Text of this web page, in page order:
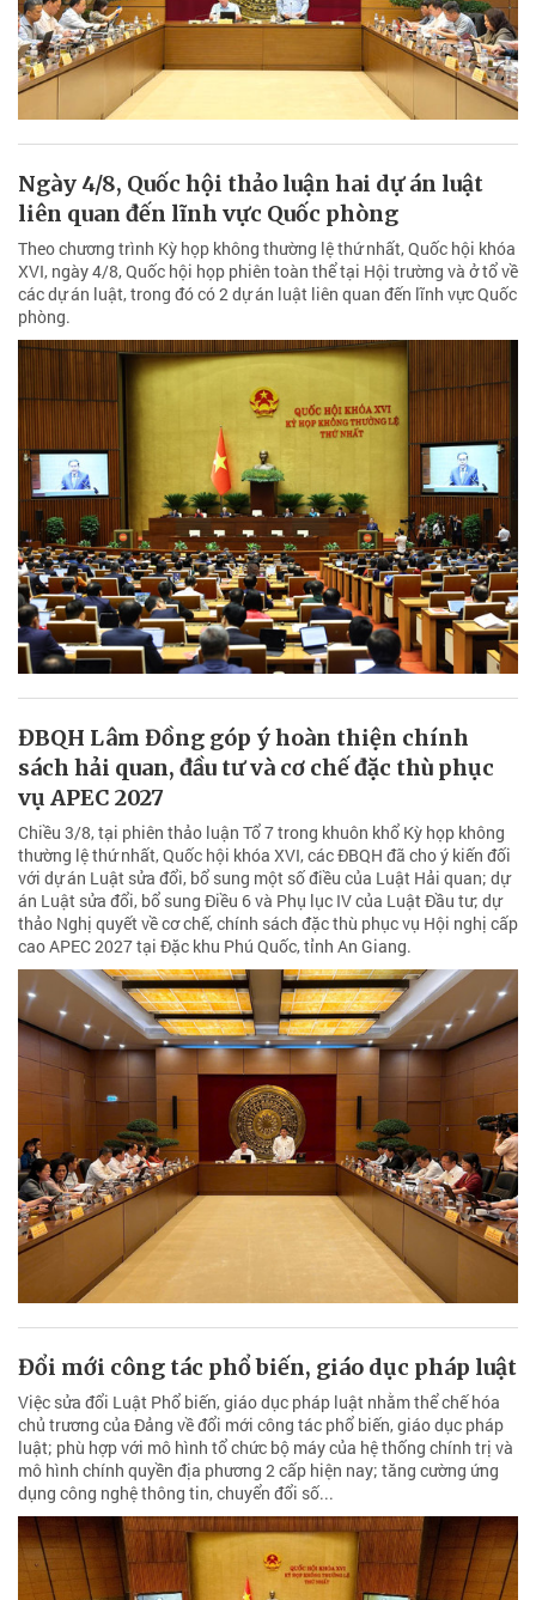
Ngày 4/8, Quốc hội thảo luận hai dự án luật
liên quan đến lĩnh vực Quốc phòng
Theo chương trình Kỳ họp không thường lệ thứ nhất, Quốc hội khóa
XVI, ngày 4/8, Quốc hội họp phiên toàn thể tại Hội trường và ở tổ về
các dự án luật, trong đó có 2 dự án luật liên quan đến lĩnh vực Quốc
phòng.
ĐBQH Lâm Đồng góp ý hoàn thiện chính
sách hải quan, đầu tư và cơ chế đặc thù phục
vụ APEC 2027
Chiều 3/8, tại phiên thảo luận Tổ 7 trong khuôn khổ Kỳ họp không
thường lệ thứ nhất, Quốc hội khóa XVI, các ĐBQH đã cho ý kiến đối
với dự án Luật sửa đổi, bổ sung một số điều của Luật Hải quan; dự
án Luật sửa đổi, bổ sung Điều 6 và Phụ lục IV của Luật Đầu tư; dự
thảo Nghị quyết về cơ chế, chính sách đặc thù phục vụ Hội nghị cấp
cao APEC 2027 tại Đặc khu Phú Quốc, tỉnh An Giang.
Đổi mới công tác phổ biến, giáo dục pháp luật
Việc sửa đổi Luật Phổ biến, giáo dục pháp luật nhằm thể chế hóa
chủ trương của Đảng về đổi mới công tác phổ biến, giáo dục pháp
luật; phù hợp với mô hình tổ chức bộ máy của hệ thống chính trị và
mô hình chính quyền địa phương 2 cấp hiện nay; tăng cường ứng
dụng công nghệ thông tin, chuyển đổi số...